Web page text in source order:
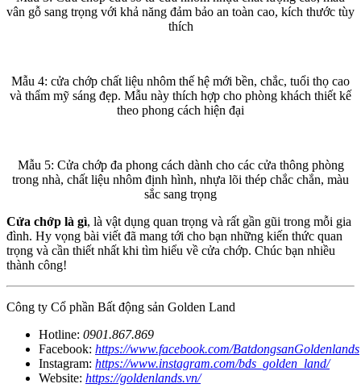
vân gỗ sang trọng với khả năng đảm bảo an toàn cao, kích thước tùy
thích
Mẫu 4: cửa chớp chất liệu nhôm thế hệ mới bền, chắc, tuổi thọ cao
và thẩm mỹ sáng đẹp. Mẫu này thích hợp cho phòng khách thiết kế
theo phong cách hiện đại
Mẫu 5: Cửa chớp đa phong cách dành cho các cửa thông phòng
trong nhà, chất liệu nhôm định hình, nhựa lõi thép chắc chắn, màu
sắc sang trọng
Cửa chớp là gì, là vật dụng quan trọng và rất gần gũi trong mỗi gia
đình. Hy vọng bài viết đã mang tới cho bạn những kiến thức quan
trọng và cần thiết nhất khi tìm hiểu về cửa chớp. Chúc bạn nhiều
thành công!
Công ty Cổ phần Bất động sản Golden Land
Hotline: 0901.867.869
Facebook: https://www.facebook.com/BatdongsanGoldenlands
Instagram: https://www.instagram.com/bds_golden_land/
Website: https://goldenlands.vn/